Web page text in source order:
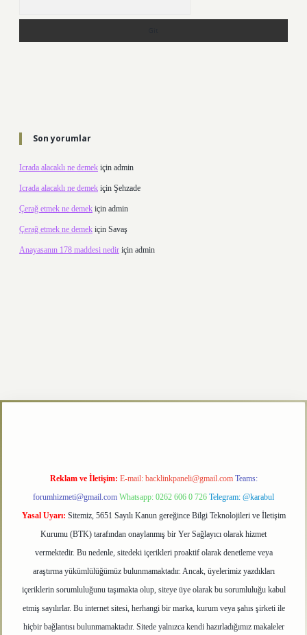
Son yorumlar
Icrada alacaklı ne demek için admin
Icrada alacaklı ne demek için Şehzade
Çerağ etmek ne demek için admin
Çerağ etmek ne demek için Savaş
Anayasanın 178 maddesi nedir için admin
Reklam ve İletişim: E-mail: backlinkpaneli@gmail.com Teams:
forumhizmeti@gmail.com Whatsapp: 0262 606 0 726 Telegram: @karabul
Yasal Uyarı: Sitemiz, 5651 Sayılı Kanun gereğince Bilgi Teknolojileri ve İletişim
Kurumu (BTK) tarafından onaylanmış bir Yer Sağlayıcı olarak hizmet
vermektedir. Bu nedenle, sitedeki içerikleri proaktif olarak denetleme veya
araştırma yükümlülüğümüz bulunmamaktadır. Ancak, üyelerimiz yazdıkları
içeriklerin sorumluluğunu taşımakta olup, siteye üye olarak bu sorumluluğu kabul
etmiş sayılırlar. Bu internet sitesi, herhangi bir marka, kurum veya şahıs şirketi ile
hiçbir bağlantısı bulunmamaktadır. Sitede yalnızca kendi hazırladığımız makaleler